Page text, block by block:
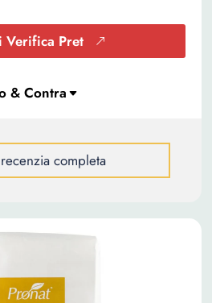
Verifica Pret
completa